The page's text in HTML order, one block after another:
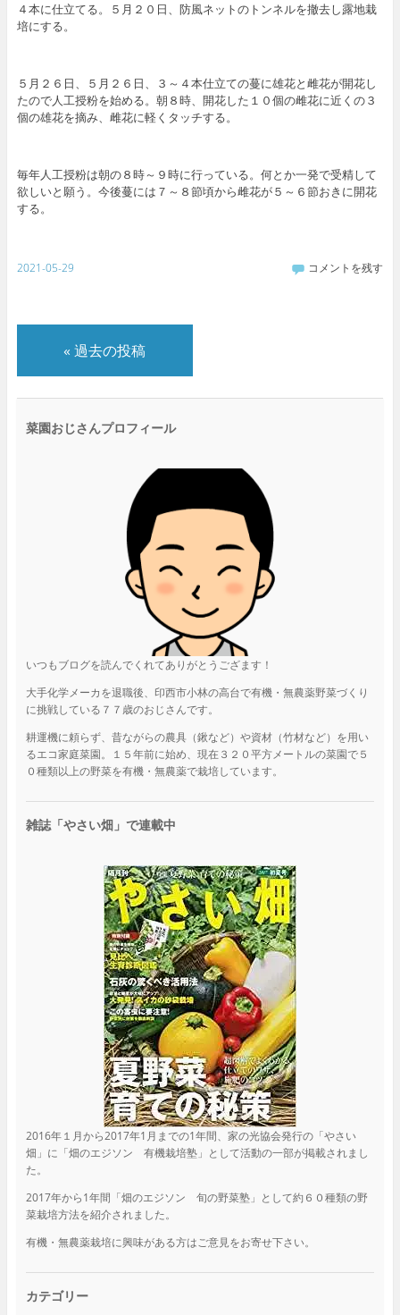
４本に仕立てる。５月２０日、防風ネットのトンネルを撤去し露地栽
培にする。
５月２６日、５月２６日、３～４本仕立ての蔓に雄花と雌花が開花し
たので人工授粉を始める。朝８時、開花した１０個の雌花に近くの３
個の雄花を摘み、雌花に軽くタッチする。
毎年人工授粉は朝の８時～９時に行っている。何とか一発で受精して
欲しいと願う。今後蔓には７～８節頃から雌花が５～６節おきに開花
する。
2021-05-29 コメントを残す
« 過去の投稿
菜園おじさんプロフィール
いつもブログを読んでくれてありがとうござます！
大手化学メーカを退職後、印西市小林の高台で有機・無農薬野菜づくり
に挑戦している７７歳のおじさんです。
耕運機に頼らず、昔ながらの農具（鍬など）や資材（竹材など）を用い
るエコ家庭菜園。１５年前に始め、現在３２０平方メートルの菜園で５
０種類以上の野菜を有機・無農薬で栽培しています。
雑誌「やさい畑」で連載中
2016年１月から2017年1月までの1年間、家の光協会発行の「やさい
畑」に「畑のエジソン 有機栽培塾」として活動の一部が掲載されまし
た。
2017年から1年間「畑のエジソン 旬の野菜塾」として約６０種類の野
菜栽培方法を紹介されました。
有機・無農薬栽培に興味がある方はご意見をお寄せ下さい。
カテゴリー